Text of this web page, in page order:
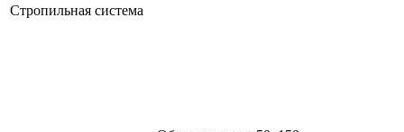
Стропильная система